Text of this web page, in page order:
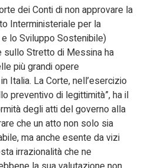
dei Conti di non approvare la
Interministeriale per la
lo Sviluppo Sostenibile)
Stretto di Messina ha
più grandi opere
Italia. La Corte, nell’esercizio
preventivo di legittimità”, ha il
degli atti del governo alla
che un atto non solo sia
ma anche esente da vizi
irrazionalità che ne